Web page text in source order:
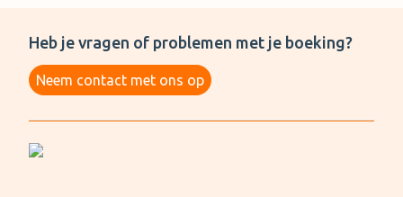
Heb je vragen of problemen met je boeking?
Neem contact met ons op